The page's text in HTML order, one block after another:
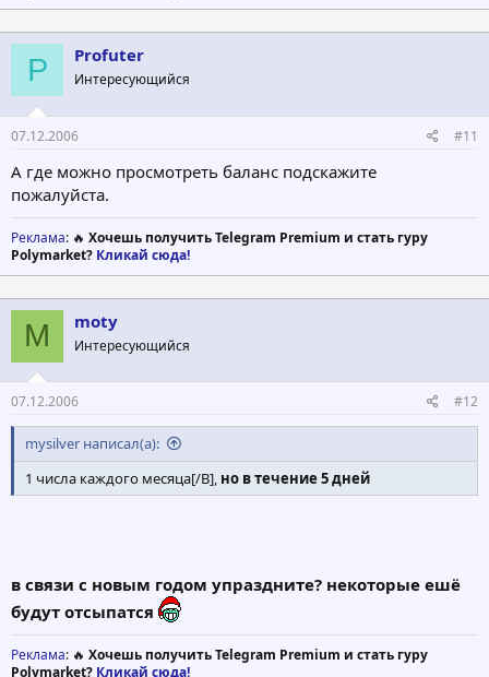
P Profuter
Интересующийся
07.12.2006 #11
А где можно просмотреть баланс подскажите
пожалуйста.
Реклама: 🔥 Хочешь получить Telegram Premium и стать гуру
Polymarket? Кликай сюда!
M moty
Интересующийся
07.12.2006 #12
mysilver написал(а):
1 числа каждого месяца[/B], но в течение 5 дней
в связи с новым годом упраздните? некоторые ешё
будут отсыпатся
Реклама: 🔥 Хочешь получить Telegram Premium и стать гуру
Polymarket? Кликай сюда!